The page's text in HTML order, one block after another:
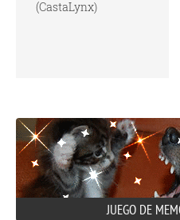
(CastaLynx)
JUEGO DE